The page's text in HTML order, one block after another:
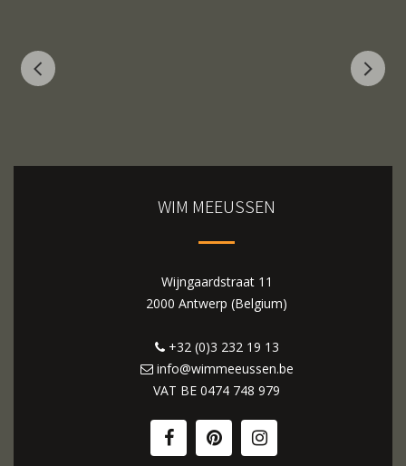
WIM MEEUSSEN
Wijngaardstraat 11
2000 Antwerp (Belgium)
+32 (0)3 232 19 13
info@wimmeeussen.be
VAT BE 0474 748 979